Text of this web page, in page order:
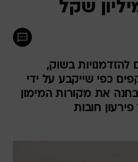
בשוק,
כפי שייקבע על ידי
את מקורות המימון
חובות